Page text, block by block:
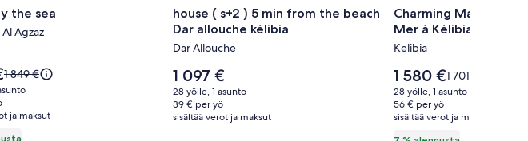
the sea
Agzaz
Hinta
oli
katso
1 849 €
ja maksut
house
(
s+2
)
5
min
house ( s+2 ) 5 min from the beach
Dar allouche kélibia
Dar Allouche
Hinta
on
1 097 €
1 097 €
28 yölle, 1 asunto
39 € per yö
sisältää verot ja maksut
Charming
Maison
S+2
en
Front
de
Charming Maison
Mer à Kélibia - Air-
comfort
Kelibia
Hinta
on
1 580 €
1 580 €Hinta
oli
katso
1 701 €
28 yölle, 1 asunto
56 € per yö
sisältää verot ja maksut